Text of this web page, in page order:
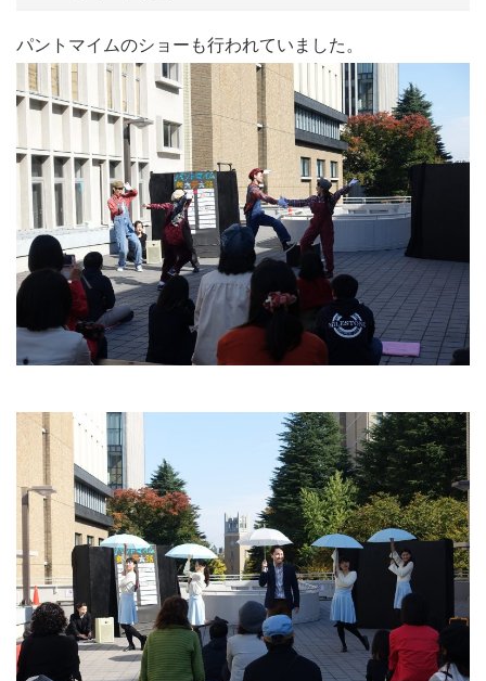
パントマイムのショーも行われていました。